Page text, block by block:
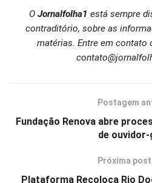
O Jornalfolha1 está sempre
contraditório, sobre as
matérias. Entre em contato
Postagem
Fundação Renova abre
de
Próxima
Plataforma Recoloca Rio